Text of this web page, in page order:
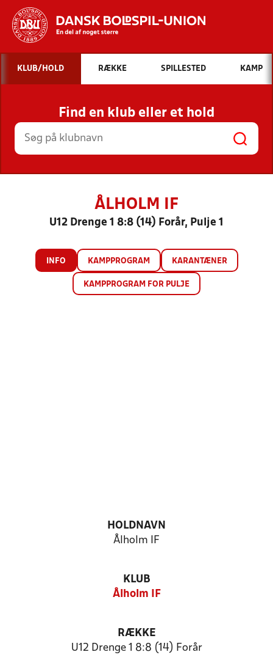
Hvad vil du søge efter?
INDHOLD OG NYHEDER
STILLINGER, RESULTATER, KLUBBER OG
HOLD
KLUB/HOLD RÆKKE SPILLESTED KAMP
Find en klub eller et hold
ÅLHOLM IF
U12 Drenge 1 8:8 (14) Forår, Pulje 1
INFO KAMPPROGRAM KARANTÆNER
KAMPPROGRAM FOR PULJE
HOLDNAVN
Ålholm IF
KLUB
Ålholm IF
RÆKKE
U12 Drenge 1 8:8 (14) Forår